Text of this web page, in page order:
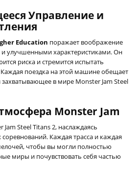
Управление и
Education поражает воображение
улучшенными характеристиками. Он
риска и стремится испытать
поездка на этой машине обещает
в мире Monster Jam Steel
Monster Jam
Steel Titans 2, наслаждаясь
Каждая трасса и каждая
чтобы вы могли полностью
миры и почувствовать себя частью